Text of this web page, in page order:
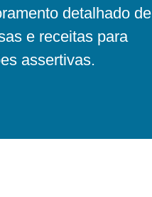
detalhado de
e receitas para
assertivas.